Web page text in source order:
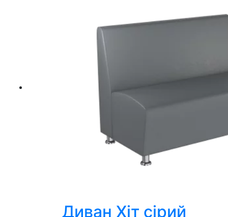
Диван Хіт сірий